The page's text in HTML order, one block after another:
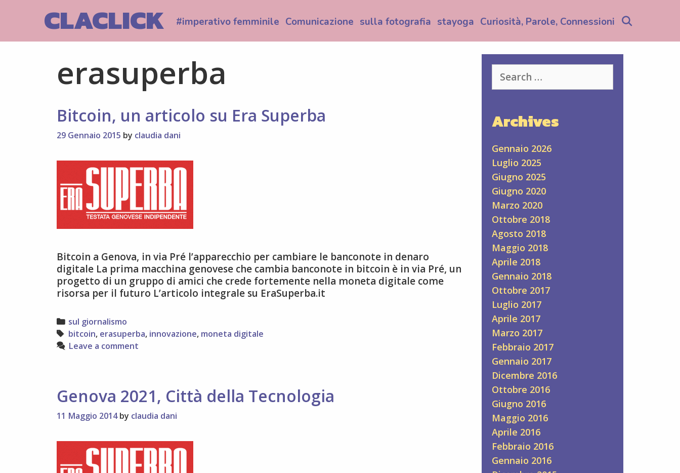
CLACLICK #imperativo femminile Comunicazione sulla fotografia stayoga Curiosità, Parole, Connessioni
erasuperba
Bitcoin, un articolo su Era Superba
29 Gennaio 2015 by claudia dani
Bitcoin a Genova, in via Pré l’apparecchio per cambiare le banconote in denaro
digitale La prima macchina genovese che cambia banconote in bitcoin è in via Pré, un
progetto di un gruppo di amici che crede fortemente nella moneta digitale come
risorsa per il futuro L’articolo integrale su EraSuperba.it
Categories
sul giornalismo
Tags
bitcoin, erasuperba, innovazione, moneta digitale
Leave a comment
Genova 2021, Città della Tecnologia
11 Maggio 2014 by claudia dani
for:
Archives
Gennaio 2026
Luglio 2025
Giugno 2025
Giugno 2020
Marzo 2020
Ottobre 2018
Agosto 2018
Maggio 2018
Aprile 2018
Gennaio 2018
Ottobre 2017
Luglio 2017
Aprile 2017
Marzo 2017
Febbraio 2017
Gennaio 2017
Dicembre 2016
Ottobre 2016
Giugno 2016
Maggio 2016
Aprile 2016
Febbraio 2016
Gennaio 2016